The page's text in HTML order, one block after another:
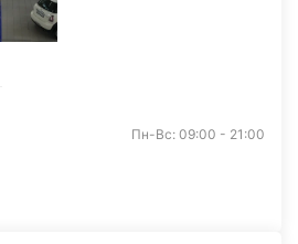
Пн-Вс: 09:00 - 21:00